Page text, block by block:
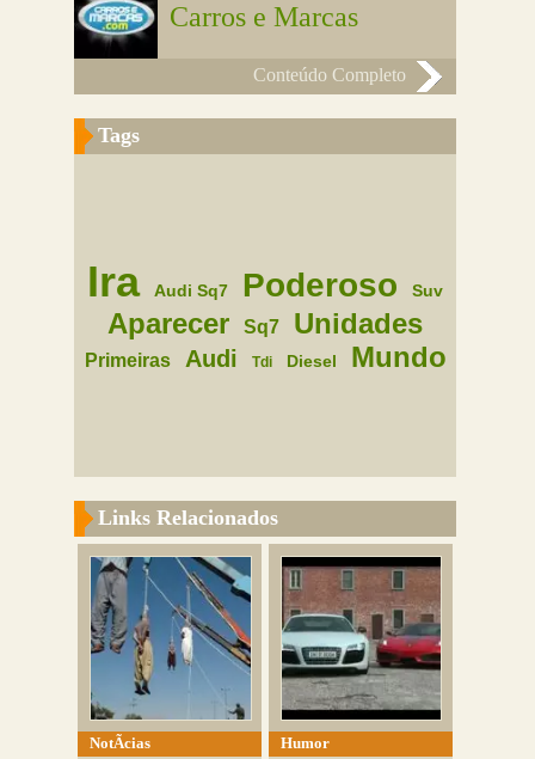
Carros e Marcas
Conteúdo Completo
Tags
Ira Audi Sq7 Poderoso Suv
Aparecer Sq7 Unidades
Primeiras Audi Tdi Diesel Mundo
Links Relacionados
NotÃ­cias
Humor